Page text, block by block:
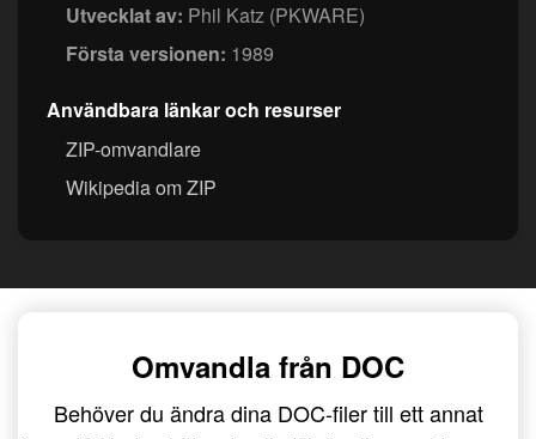
Utvecklat av: Phil Katz (PKWARE)
Första versionen: 1989
Användbara länkar och resurser
ZIP-omvandlare
Wikipedia om ZIP
Omvandla från DOC
Behöver du ändra dina DOC-filer till ett annat